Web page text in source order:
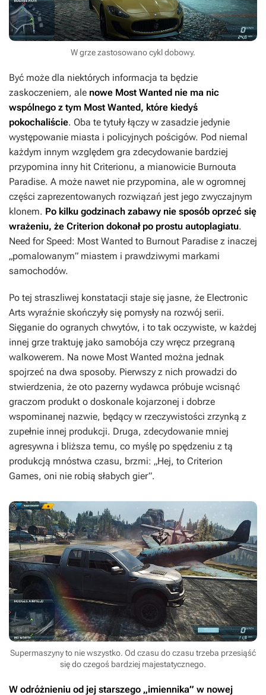
W grze zastosowano cykl dobowy.
Być może dla niektórych informacja ta będzie
zaskoczeniem, ale nowe Most Wanted nie ma nic
wspólnego z tym Most Wanted, które kiedyś
pokochaliście. Oba te tytuły łączy w zasadzie jedynie
występowanie miasta i policyjnych pościgów. Pod niemal
każdym innym względem gra zdecydowanie bardziej
przypomina inny hit Criterionu, a mianowicie Burnouta
Paradise. A może nawet nie przypomina, ale w ogromnej
części zaprezentowanych rozwiązań jest jego zwyczajnym
klonem. Po kilku godzinach zabawy nie sposób oprzeć się
wrażeniu, że Criterion dokonał po prostu autoplagiatu.
Need for Speed: Most Wanted to Burnout Paradise z inaczej
„pomalowanym” miastem i prawdziwymi markami
samochodów.
Po tej straszliwej konstatacji staje się jasne, że Electronic
Arts wyraźnie skończyły się pomysły na rozwój serii.
Sięganie do ogranych chwytów, i to tak oczywiste, w każdej
innej grze traktuję jako samobója czy wręcz przegraną
walkowerem. Na nowe Most Wanted można jednak
spojrzeć na dwa sposoby. Pierwszy z nich prowadzi do
stwierdzenia, że oto pazerny wydawca próbuje wcisnąć
graczom produkt o doskonale kojarzonej i dobrze
wspominanej nazwie, będący w rzeczywistości zrzynką z
zupełnie innej produkcji. Druga, zdecydowanie mniej
agresywna i bliższa temu, co myślę po spędzeniu z tą
produkcją mnóstwa czasu, brzmi: „Hej, to Criterion
Games, oni nie robią słabych gier”.
Supermaszyny to nie wszystko. Od czasu do czasu trzeba przesiąść
się do czegoś bardziej majestatycznego.
W odróżnieniu od jej starszego „imiennika” w nowej